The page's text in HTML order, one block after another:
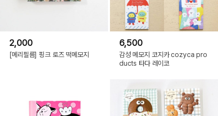
2,000
[메리필름] 핑크 로즈 떡메모지
6,500
감성 메모지 코지카 cozyca pro
ducts 타다 레이코